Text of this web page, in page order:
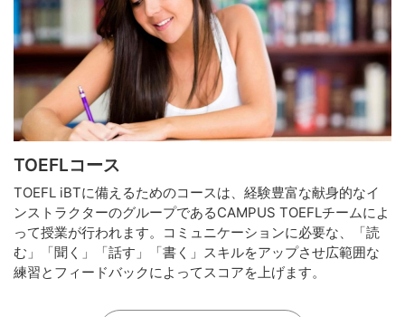
TOEFLコース
TOEFL iBTに備えるためのコースは、経験豊富な献身的なイ
ンストラクターのグループであるCAMPUS TOEFLチームによ
って授業が行われます。コミュニケーションに必要な、「読
む」「聞く」「話す」「書く」スキルをアップさせ広範囲な
練習とフィードバックによってスコアを上げます。